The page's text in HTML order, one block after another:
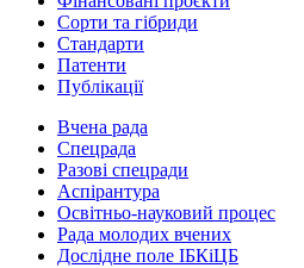
Сорти та гібриди
Стандарти
Патенти
Публікації
Вчена рада
Спецрада
Разові спецради
Аспірантура
Освітньо-науковий процес
Рада молодих вчених
Дослідне поле ІБКіЦБ